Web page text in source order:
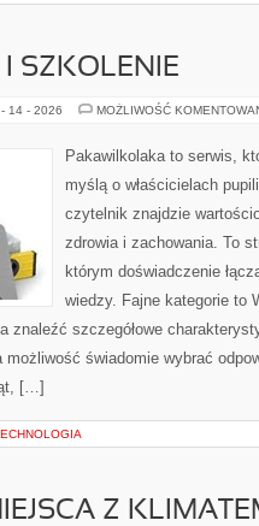
SZKOLENIE
14 - 2026 MOŻLIWOŚĆ
Pakawilkolaka to serwis,
myślą o właścicielach
czytelnik znajdzie
zdrowia i zachowania. To
którym doświadczenie
wiedzy. Fajne kategorie to
znaleźć szczegółowe
świadomie wybrać
[…]
Z